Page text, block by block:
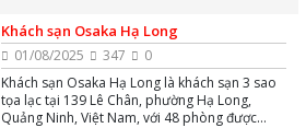
Khách sạn Osaka Hạ Long
01/08/2025 347
0
Khách sạn Osaka Hạ Long là khách sạn 3 sao
tọa lạc tại 139 Lê Chân, phường Hạ Long,
Quảng Ninh, Việt Nam, với 48 phòng được